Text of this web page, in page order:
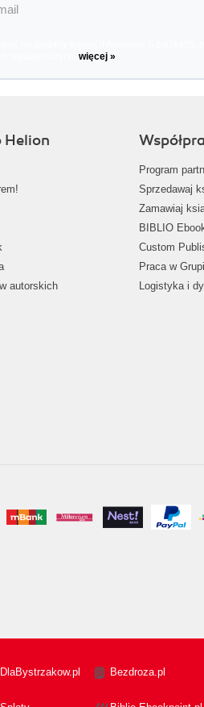
więcej »
autorskich
Program
Sprzedawaj
Zamawiaj
BIBLIO
Custom
Praca w
Logistyka i
DlaBystrzakow.pl Bezdroza.pl